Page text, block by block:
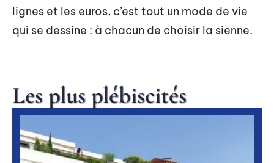
lignes et les euros, c’est tout un mode de vie
qui se dessine : à chacun de choisir la sienne.
Les plus plébiscités